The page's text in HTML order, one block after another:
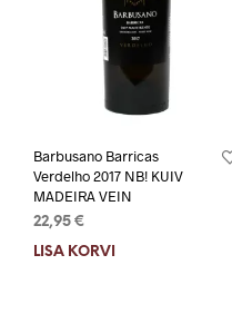
Barbusano Barricas
Verdelho 2017 NB! KUIV
MADEIRA VEIN
22,95 €
LISA KORVI